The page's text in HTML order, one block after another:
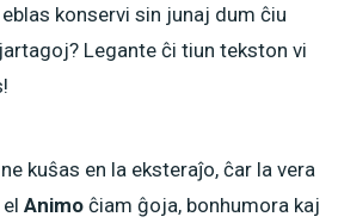
konservi sin junaj dum ĉiu
Legante ĉi tiun tekston vi
kuŝas en la eksteraĵo, ĉar la vera
Animo ĉiam ĝoja, bonhumora kaj